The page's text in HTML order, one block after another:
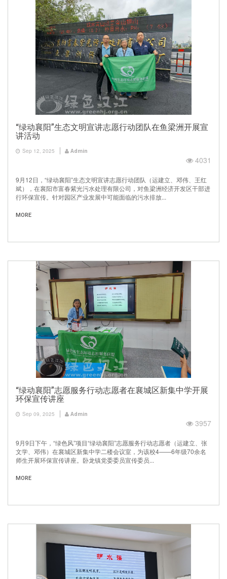
“绿动襄阳”生态文明宣讲志愿行动团队在鱼梁洲开展宣
讲活动
Sep 12, 2025 Admin
4031
9月12日，“绿动襄阳”生态文明宣讲志愿行动团队（运建立、邓伟、王红
斌），在襄阳市富春紫光污水处理有限公司，对鱼梁洲经济开发区干部进
行环保宣传。针对园区产业发展中可能面临的污水排放...
MORE
“绿动襄阳”志愿服务行动志愿者在襄城区新集中学开展
环保宣传讲座
Sep 09, 2025 Admin
3957
9月9日下午，“绿色风”项目“绿动襄阳”志愿服务行动志愿者（运建立、张
文学、邓伟）在襄城区新集中学二楼会议室，为该校4——6年级70余名
师生开展环保宣传讲座。卧龙镇党委委员宣传委员...
MORE